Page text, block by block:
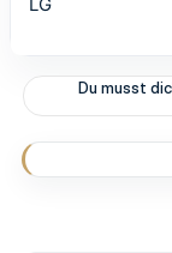
Du musst